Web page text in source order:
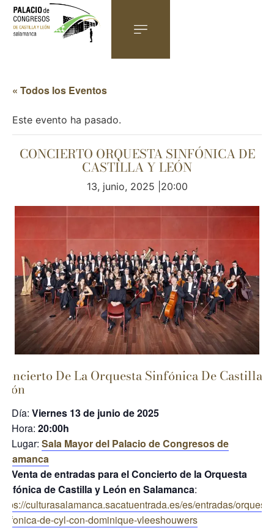
« Todos los Eventos
Este evento ha pasado.
CONCIERTO ORQUESTA SINFÓNICA DE
CASTILLA Y LEÓN
13, junio, 2025 |20:00
De La Orquesta Sinfónica De Castilla Y
Día: Viernes 13 de junio de 2025
Hora: 20:00h
Lugar: Sala Mayor del Palacio de Congresos de
Venta de entradas para el Concierto de la Orquesta
de Castilla y León en Salamanca:
culturasalamanca.sacatuentrada.es/es/entradas/
de-cyl-con-dominique-vleeshouwers